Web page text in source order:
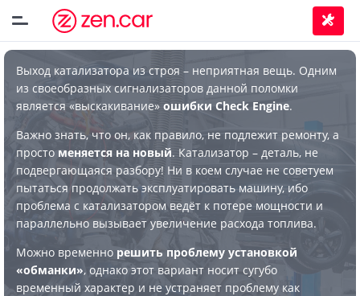
Выход катализатора из строя – неприятная вещь. Одним
из своеобразных сигнализаторов данной поломки
является «выскакивание» ошибки Check Engine.
Важно знать, что он, как правило, не подлежит ремонту, а
просто меняется на новый. Катализатор – деталь, не
подвергающаяся разбору! Ни в коем случае не советуем
пытаться продолжать эксплуатировать машину, ибо
проблема с катализатором ведёт к потере мощности и
параллельно вызывает увеличение расхода топлива.
Можно временно решить проблему установкой
«обманки», однако этот вариант носит сугубо
временный характер и не устраняет проблему как